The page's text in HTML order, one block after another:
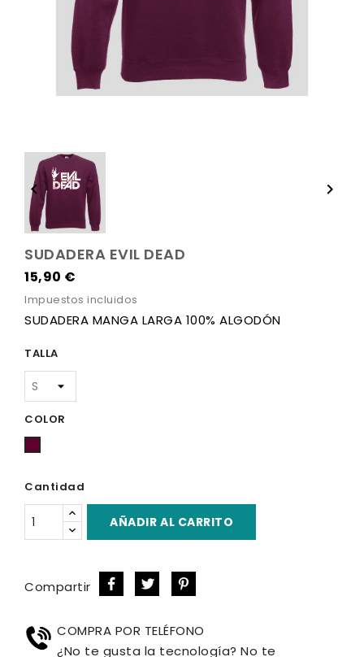
 
SUDADERA EVIL DEAD
15,90 €
Impuestos incluidos
SUDADERA MANGA LARGA 100% ALGODÓN
TALLA
COLOR
Cantidad
AÑADIR AL CARRITO
Compartir
COMPRA POR TELÉFONO
¿No te gusta la tecnología? No te